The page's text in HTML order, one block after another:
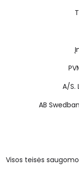
A/S.
AB
Visos teisės